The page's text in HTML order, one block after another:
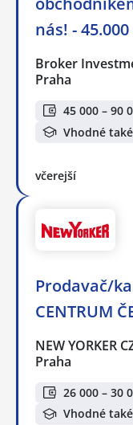
nás! -
Broker
Praha
45 000 – 90
Vhodné
včerejší
Prodavač/
CENTRUM
NEW YORKER
Praha
26 000 – 30
Vhodné